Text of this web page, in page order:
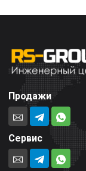
Продажи
Сервис